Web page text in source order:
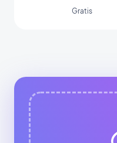
Gratis